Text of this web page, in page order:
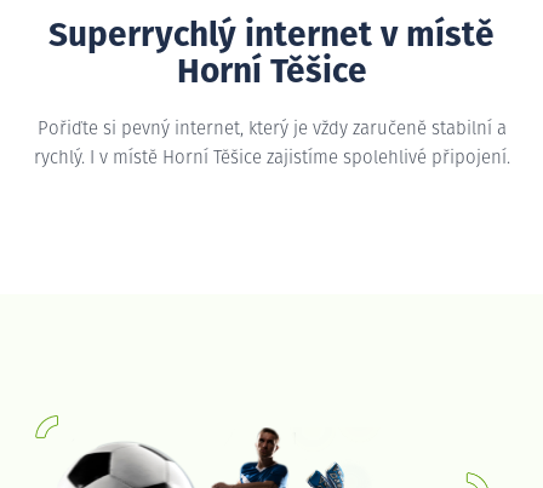
Superrychlý internet v místě
Horní Těšice
Pořiďte si pevný internet, který je vždy zaručeně stabilní a
rychlý. I v místě Horní Těšice zajistíme spolehlivé připojení.